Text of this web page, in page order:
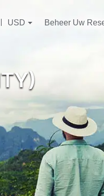
USD Beheer Uw